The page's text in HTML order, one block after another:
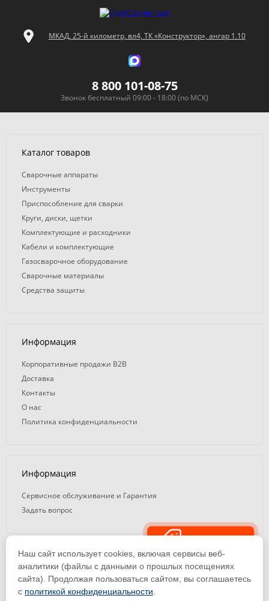
МКАД, 25-й километр, вл4, ТК «Конструктор», ангар 1.10
8 800 101-08-75
Звонок бесплатный 09:00 - 18:00 (по МСК)
Каталог товаров
Сварочные аппараты
Инструменты
Приспособление для сварки
Круги, диски, щетки
Комплектующие и расходники
Кабели и комплектующие
Газосварочное оборудование
Сварочные материалы
Средства защиты
Информация
Корпоративные продажи B2B
Доставка
Контакты
О нас
Политика конфиденциальности
Информация
Сервисное обслуживание и Гарантия
Задать вопрос
© 2008 — 2026. ООО «ТК Вэлд Плюс»
Email: ideasvarki@wp116.ru
Тел.: 8 800 101-08-75 (с 10:00 до 19:00)
Наш сайт использует cookies, включая сервисы веб-
аналитики (файлы с данными о прошлых посещениях
сайта). Продолжая пользоваться сайтом, вы соглашаетесь
с политикой конфиденциальности